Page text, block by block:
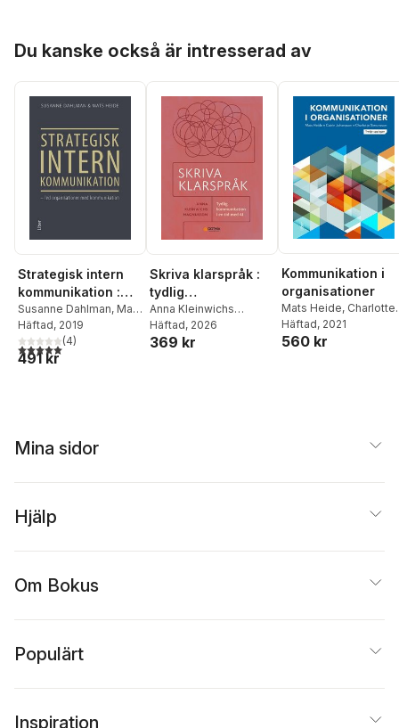
Du kanske också är intresserad av
Strategisk intern
kommunikation :
led organisationer
med
kommunikation
Susanne Dahlman, Mats
Heide
Häftad, 2019
5,0utav 5 stjärnor. Totalt antal röster:
(4)
491 kr
Skriva klarspråk :
tydlig
kommunikation i en
tid med AI
Anna Kleinwichs
Magnusson
Häftad, 2026
369 kr
Kommunikation i
organisationer
Mats Heide, Charlotte
Simonsson,
Johansson
Häftad, 2021
560 kr
Mina sidor
Hjälp
Om Bokus
Populärt
Inspiration